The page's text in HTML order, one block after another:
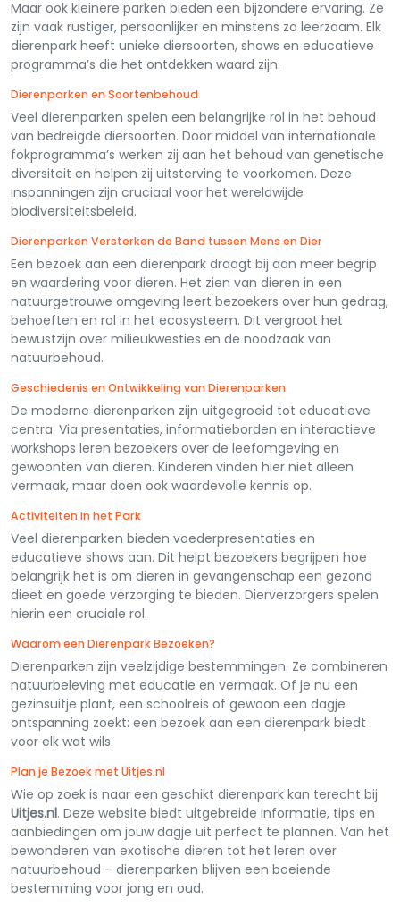
Maar ook kleinere parken bieden een bijzondere ervaring. Ze
zijn vaak rustiger, persoonlijker en minstens zo leerzaam. Elk
dierenpark heeft unieke diersoorten, shows en educatieve
programma’s die het ontdekken waard zijn.
Dierenparken en Soortenbehoud
Veel dierenparken spelen een belangrijke rol in het behoud
van bedreigde diersoorten. Door middel van internationale
fokprogramma’s werken zij aan het behoud van genetische
diversiteit en helpen zij uitsterving te voorkomen. Deze
inspanningen zijn cruciaal voor het wereldwijde
biodiversiteitsbeleid.
Dierenparken Versterken de Band tussen Mens en Dier
Een bezoek aan een dierenpark draagt bij aan meer begrip
en waardering voor dieren. Het zien van dieren in een
natuurgetrouwe omgeving leert bezoekers over hun gedrag,
behoeften en rol in het ecosysteem. Dit vergroot het
bewustzijn over milieukwesties en de noodzaak van
natuurbehoud.
Geschiedenis en Ontwikkeling van Dierenparken
De moderne dierenparken zijn uitgegroeid tot educatieve
centra. Via presentaties, informatieborden en interactieve
workshops leren bezoekers over de leefomgeving en
gewoonten van dieren. Kinderen vinden hier niet alleen
vermaak, maar doen ook waardevolle kennis op.
Activiteiten in het Park
Veel dierenparken bieden voederpresentaties en
educatieve shows aan. Dit helpt bezoekers begrijpen hoe
belangrijk het is om dieren in gevangenschap een gezond
dieet en goede verzorging te bieden. Dierverzorgers spelen
hierin een cruciale rol.
Waarom een Dierenpark Bezoeken?
Dierenparken zijn veelzijdige bestemmingen. Ze combineren
natuurbeleving met educatie en vermaak. Of je nu een
gezinsuitje plant, een schoolreis of gewoon een dagje
ontspanning zoekt: een bezoek aan een dierenpark biedt
voor elk wat wils.
Plan je Bezoek met Uitjes.nl
Wie op zoek is naar een geschikt dierenpark kan terecht bij
Uitjes.nl. Deze website biedt uitgebreide informatie, tips en
aanbiedingen om jouw dagje uit perfect te plannen. Van het
bewonderen van exotische dieren tot het leren over
natuurbehoud – dierenparken blijven een boeiende
bestemming voor jong en oud.